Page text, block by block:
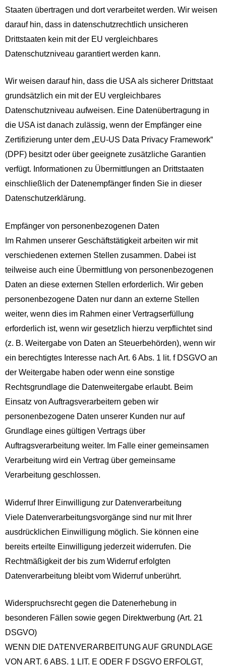
Staaten übertragen und dort verarbeitet werden. Wir weisen
darauf hin, dass in datenschutzrechtlich unsicheren
Drittstaaten kein mit der EU vergleichbares
Datenschutzniveau garantiert werden kann.
Wir weisen darauf hin, dass die USA als sicherer Drittstaat
grundsätzlich ein mit der EU vergleichbares
Datenschutzniveau aufweisen. Eine Datenübertragung in
die USA ist danach zulässig, wenn der Empfänger eine
Zertifizierung unter dem „EU-US Data Privacy Framework“
(DPF) besitzt oder über geeignete zusätzliche Garantien
verfügt. Informationen zu Übermittlungen an Drittstaaten
einschließlich der Datenempfänger finden Sie in dieser
Datenschutzerklärung.
Empfänger von personenbezogenen Daten
Im Rahmen unserer Geschäftstätigkeit arbeiten wir mit
verschiedenen externen Stellen zusammen. Dabei ist
teilweise auch eine Übermittlung von personenbezogenen
Daten an diese externen Stellen erforderlich. Wir geben
personenbezogene Daten nur dann an externe Stellen
weiter, wenn dies im Rahmen einer Vertragserfüllung
erforderlich ist, wenn wir gesetzlich hierzu verpflichtet sind
(z. B. Weitergabe von Daten an Steuerbehörden), wenn wir
ein berechtigtes Interesse nach Art. 6 Abs. 1 lit. f DSGVO an
der Weitergabe haben oder wenn eine sonstige
Rechtsgrundlage die Datenweitergabe erlaubt. Beim
Einsatz von Auftragsverarbeitern geben wir
personenbezogene Daten unserer Kunden nur auf
Grundlage eines gültigen Vertrags über
Auftragsverarbeitung weiter. Im Falle einer gemeinsamen
Verarbeitung wird ein Vertrag über gemeinsame
Verarbeitung geschlossen.
Widerruf Ihrer Einwilligung zur Datenverarbeitung
Viele Datenverarbeitungsvorgänge sind nur mit Ihrer
ausdrücklichen Einwilligung möglich. Sie können eine
bereits erteilte Einwilligung jederzeit widerrufen. Die
Rechtmäßigkeit der bis zum Widerruf erfolgten
Datenverarbeitung bleibt vom Widerruf unberührt.
Widerspruchsrecht gegen die Datenerhebung in
besonderen Fällen sowie gegen Direktwerbung (Art. 21
DSGVO)
WENN DIE DATENVERARBEITUNG AUF GRUNDLAGE
VON ART. 6 ABS. 1 LIT. E ODER F DSGVO ERFOLGT,